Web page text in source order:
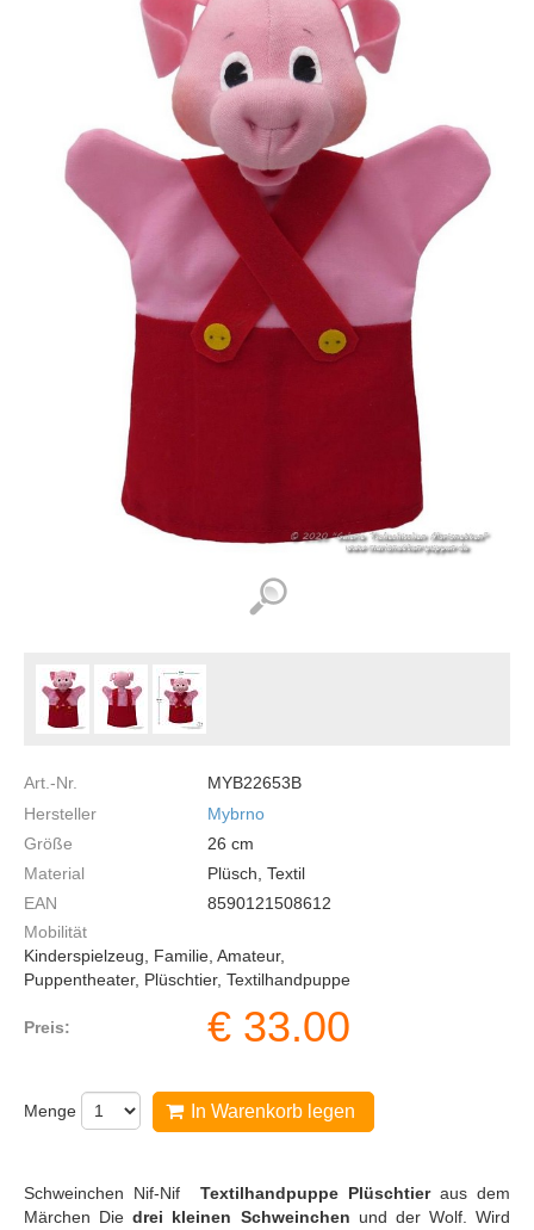
Art.-Nr.
MYB22653B
Hersteller
Mybrno
Größe
26 cm
Material
Plüsch, Textil
EAN
8590121508612
Mobilität
Kinderspielzeug, Familie, Amateur,
Puppentheater, Plüschtier, Textilhandpuppe
Preis: € 33.00
Menge In Warenkorb legen
Schweinchen Nif-Nif Textilhandpuppe Plüschtier aus dem
Märchen Diedrei kleinen Schweinchen und der Wolf. Wird